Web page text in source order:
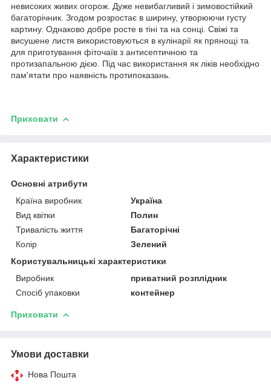
невисоких живих огорож. Дуже невибагливий і зимовостійкий
багаторічник. Згодом розростає в ширину, утворюючи густу
картину. Однаково добре росте в тіні та на сонці. Свіжі та
висушене листя використовуються в кулінарії як прянощі та
для приготування фіточаїв з антисептичною та
протизапальною дією. Під час використання як ліків необхідно
пам'ятати про наявність протипоказань.
Приховати
Характеристики
Основні атрибути
Країна виробник
Україна
Вид квітки
Полин
Тривалість життя
Багаторічні
Колір
Зелений
Користувальницькі характеристики
Виробник
приватний розплідник
Спосіб упаковки
контейнер
Приховати
Умови доставки
Нова Пошта